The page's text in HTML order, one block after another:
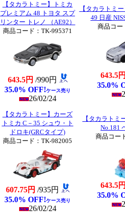
【タカラトミー】トミカ
プレミアム 48 トヨタ スプ
リンター トレノ （AE92）
商品コード：TK-995371
643.5円 /990円
35.0% OFF!ケース売り
26/02/24
【タカラトミ
49 日産
商品コー
643.5
35.0%
【タカラトミー】カーズ
トミカ C－35 シュウ・ト
ドロキ(GRCタイプ)
商品コード：TK-982005
607.75円 /935円
35.0% OFF!ケース売り
26/02/24
【タカラトミ
No.181
商品コー
643.5
35.0%